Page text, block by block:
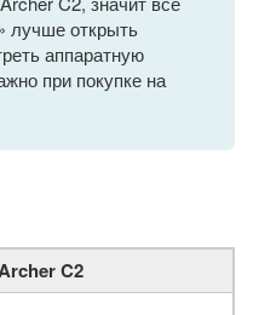
лучше открыть
аппаратную
при покупке на
C2